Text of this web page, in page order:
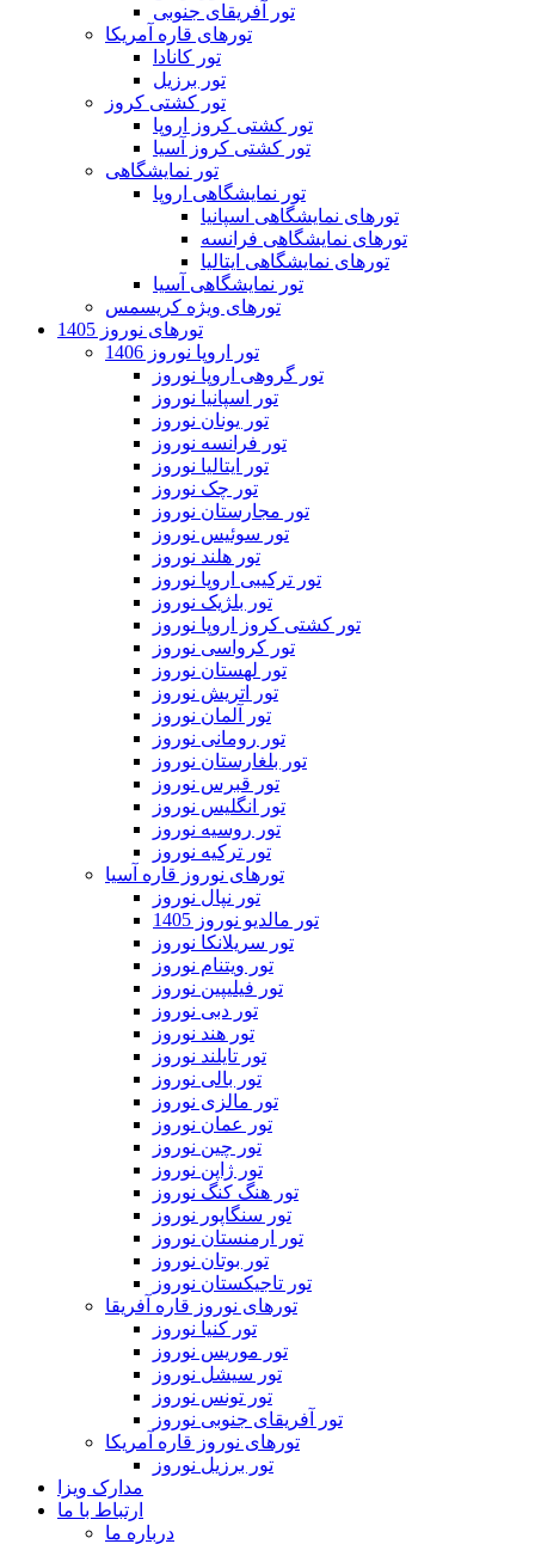
تور آفریقای جنوبی
تورهای قاره آمریکا
تور کانادا
تور برزیل
تور کشتی کروز
تور کشتی کروز اروپا
تور کشتی کروز آسیا
تور نمایشگاهی
تور نمایشگاهی اروپا
تورهای نمایشگاهی اسپانیا
تورهای نمایشگاهی فرانسه
تورهای نمایشگاهی ایتالیا
تور نمایشگاهی آسیا
تورهای ویژه کریسمس
تورهای نوروز 1405
تور اروپا نوروز 1406
تور گروهی اروپا نوروز
تور اسپانیا نوروز
تور یونان نوروز
تور فرانسه نوروز
تور ایتالیا نوروز
تور چک نوروز
تور مجارستان نوروز
تور سوئیس نوروز
تور هلند نوروز
تور ترکیبی اروپا نوروز
تور بلژیک نوروز
تور کشتی کروز اروپا نوروز
تور کرواسی نوروز
تور لهستان نوروز
تور اتریش نوروز
تور آلمان نوروز
تور رومانی نوروز
تور بلغارستان نوروز
تور قبرس نوروز
تور انگلیس نوروز
تور روسیه نوروز
تور ترکیه نوروز
تورهای نوروز قاره آسیا
تور نپال نوروز
تور مالدیو نوروز 1405
تور سریلانکا نوروز
تور ویتنام نوروز
تور فیلیپین نوروز
تور دبی نوروز
تور هند نوروز
تور تایلند نوروز
تور بالی نوروز
تور مالزی نوروز
تور عمان نوروز
تور چین نوروز
تور ژاپن نوروز
تور هنگ کنگ نوروز
تور سنگاپور نوروز
تور ارمنستان نوروز
تور بوتان نوروز
تور تاجیکستان نوروز
تورهای نوروز قاره آفریقا
تور کنیا نوروز
تور موریس نوروز
تور سیشل نوروز
تور تونس نوروز
تور آفریقای جنوبی نوروز
تورهای نوروز قاره آمریکا
تور برزیل نوروز
مدارک ویزا
ارتباط با ما
درباره ما